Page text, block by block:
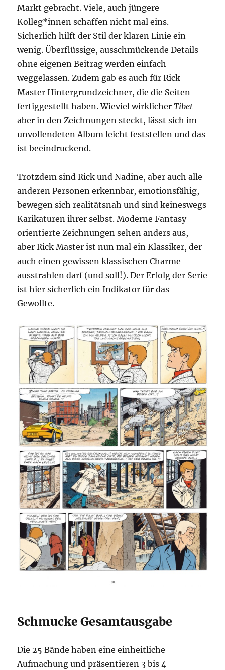
Markt gebracht. Viele, auch jüngere
Kolleg*innen schaffen nicht mal eins.
Sicherlich hilft der Stil der klaren Linie ein
wenig. Überflüssige, ausschmückende Details
ohne eigenen Beitrag werden einfach
weggelassen. Zudem gab es auch für Rick
Master Hintergrundzeichner, die die Seiten
fertiggestellt haben. Wieviel wirklicherTibet
aber in den Zeichnungen steckt, lässt sich im
unvollendeten Album leicht feststellen und das
ist beeindruckend.
Trotzdem sind Rick und Nadine, aber auch alle
anderen Personen erkennbar, emotionsfähig,
bewegen sich realitätsnah und sind keineswegs
Karikaturen ihrer selbst. Moderne Fantasy-
orientierte Zeichnungen sehen anders aus,
aber Rick Master ist nun mal ein Klassiker, der
auch einen gewissen klassischen Charme
ausstrahlen darf (und soll!). Der Erfolg der Serie
ist hier sicherlich ein Indikator für das
Gewollte.
Schmucke Gesamtausgabe
Die 25 Bände haben eine einheitliche
Aufmachung und präsentieren 3 bis 4